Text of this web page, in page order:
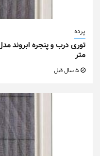
پرده
متر